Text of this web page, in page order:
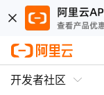
开发者社区